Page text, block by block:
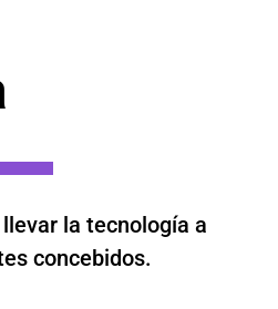
la tecnología a
concebidos.